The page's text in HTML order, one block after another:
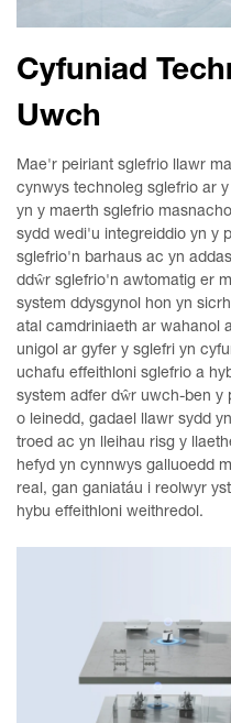
Cyfuniad
Uwch
Mae'r peiriant sglefrio llawr
cynwys technoleg sglefrio ar
yn y maerth sglefrio
sydd wedi'u integreiddio yn y
sglefrio'n barhaus ac yn
ddŵr sglefrio'n awtomatig er
system ddysgynol hon yn
atal camdriniaeth ar wahanol
unigol ar gyfer y sglefri yn
uchafu effeithloni sglefrio a
system adfer dŵr uwch-ben y
o leinedd, gadael llawr sydd
troed ac yn lleihau risg y
hefyd yn cynnwys galluoedd
real, gan ganiatáu i reolwyr
hybu effeithloni weithredol.